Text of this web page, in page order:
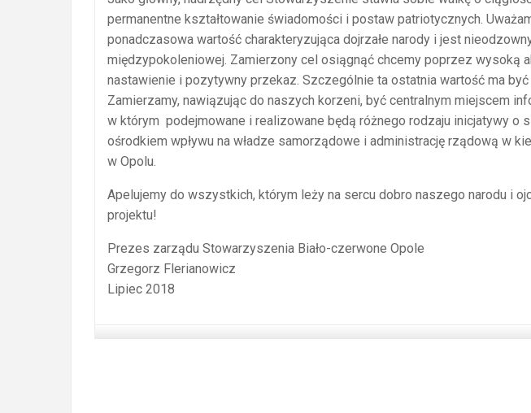
permanentne kształtowanie świadomości i postaw patriotycznych.
ponadczasowa wartość charakteryzująca dojrzałe narody i jest
międzypokoleniowej. Zamierzony cel osiągnąć chcemy poprzez wysoką
nastawienie i pozytywny przekaz. Szczególnie ta ostatnia wartość ma być
Zamierzamy, nawiązując do naszych korzeni, być centralnym miejscem
w którym podejmowane i realizowane będą różnego rodzaju inicjatywy o
ośrodkiem wpływu na władze samorządowe i administrację rządową w
w Opolu.
Apelujemy do wszystkich, którym leży na sercu dobro naszego narodu i
projektu!
Prezes zarządu Stowarzyszenia Biało-czerwone Opole
Grzegorz Flerianowicz
Lipiec 2018